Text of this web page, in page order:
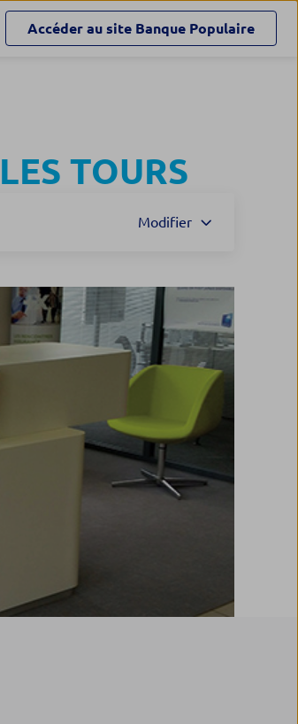
Accéder au site Banque Populaire
TOURS
Modifier